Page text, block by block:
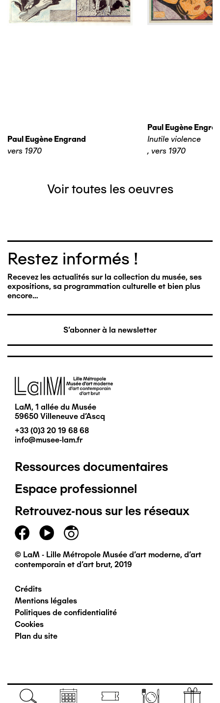
Navigation
Paul Eugène Engrand
vers 1970
Paul Eugène
Inutile violence
, vers 1970
Voir toutes les oeuvres
Restez informés !
Recevez les actualités sur la collection du musée, ses
expositions, sa programmation culturelle et bien plus
encore…
S'abonner à la newsletter
Image
LaM, 1 allée du Musée
59650 Villeneuve d'Ascq
+33 (0)3 20 19 68 68
info@musee-lam.fr
Pied
de
page
principal
Ressources documentaires
Espace professionnel
Retrouvez-nous sur les réseaux
© LaM - Lille Métropole Musée d'art moderne, d'art
contemporain et d'art brut, 2019
Pied
de
page
Crédits
Mentions légales
Politiques de confidentialité
Cookies
Plan du site